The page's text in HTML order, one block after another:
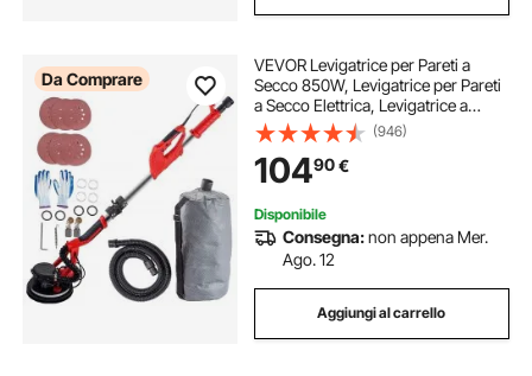
Da Comprare
VEVOR Levigatrice per Pareti a
Secco 850W, Levigatrice per Pareti
a Secco Elettrica, Levigatrice a
Nastro per Seghe Pieghevoli, con
Impugnatura Telescopica, Velocità
Variabile 800-1750 giri / min
(946)
10490€
Disponibile
Consegna:non appena Mer.
Ago. 12
Aggiungi al carrello